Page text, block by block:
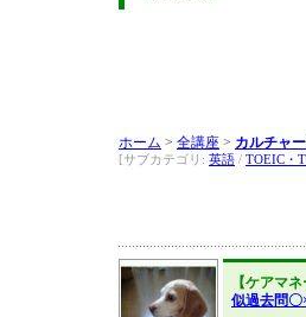
ホーム > 全講座 > カルチャ
[サブカテゴリ: 英語 / TOEIC・
【ケアマ
似過去問〇